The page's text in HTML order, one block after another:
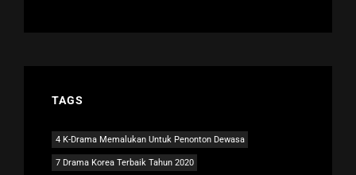
TAGS
4 K-Drama Memalukan Untuk Penonton Dewasa
7 Drama Korea Terbaik Tahun 2020